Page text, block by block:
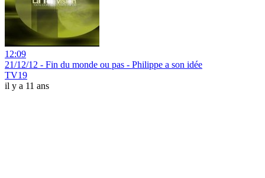
12:09
21/12/12 - Fin du monde ou pas - Philippe a son idée
TV19
il y a 11 ans